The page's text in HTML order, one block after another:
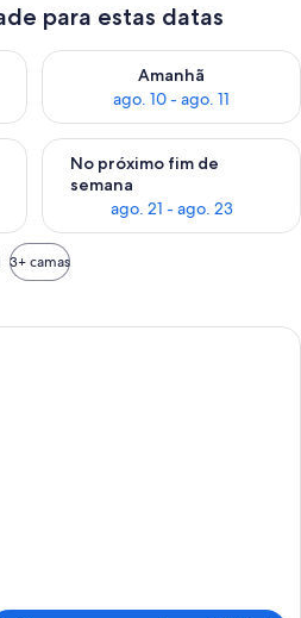
para estas datas
esta noite, ago. 9 - ago. 10
Amanhã
ago. 10 - ago. 11
Verifica a disponibilidade
este fim de semana, ago. 14 -
No próximo fim de
semana
ago. 21 - ago. 23
Verifica a disponibilidade
3+ camas
Uma sala de estar moderna com